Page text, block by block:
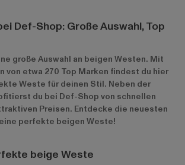
Def-Shop: Große Auswahl, Top
große Auswahl an beigen Westen. Mit
von etwa 270 Top Marken findest du hier
Weste für deinen Stil. Neben der
du bei Def-Shop von schnellen
Preisen. Entdecke die neuesten
perfekte beigen Weste!
beige Weste